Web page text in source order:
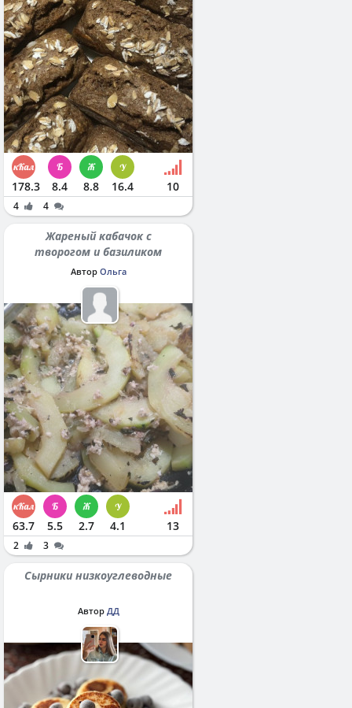
178.3 8.4 8.8 16.4 10
4 4
Жареный кабачок с
творогом и базиликом
Автор Ольга
63.7 5.5 2.7 4.1 13
2 3
Сырники низкоуглеводные
Автор ДД